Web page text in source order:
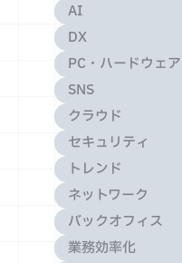
AI
DX
PC・ハードウェア
SNS
クラウド
セキュリティ
トレンド
ネットワーク
バックオフィス
業務効率化